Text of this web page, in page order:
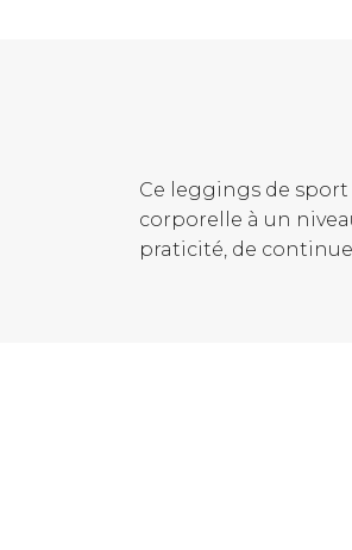
Ce leggings de
corporelle à un
praticité, de